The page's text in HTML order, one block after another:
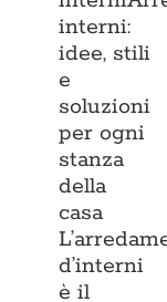
interni:
idee, stili
e
soluzioni
per ogni
stanza
della
casa
d’interni
è il